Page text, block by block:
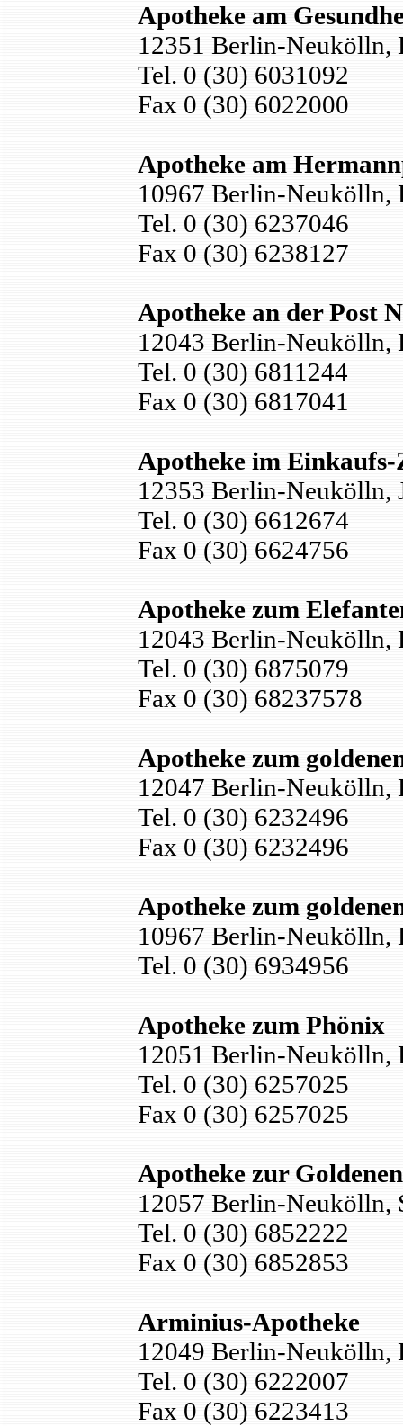
Apotheke am
12351 Berlin-Neukölln,
Tel. 0 (30) 6031092
Fax 0 (30) 6022000
Apotheke am
10967 Berlin-Neukölln,
Tel. 0 (30) 6237046
Fax 0 (30) 6238127
Apotheke an der Post
12043 Berlin-Neukölln,
Tel. 0 (30) 6811244
Fax 0 (30) 6817041
Apotheke im
12353 Berlin-Neukölln,
Tel. 0 (30) 6612674
Fax 0 (30) 6624756
Apotheke zum
12043 Berlin-Neukölln,
Tel. 0 (30) 6875079
Fax 0 (30) 68237578
Apotheke zum
12047 Berlin-Neukölln,
Tel. 0 (30) 6232496
Fax 0 (30) 6232496
Apotheke zum
10967 Berlin-Neukölln,
Tel. 0 (30) 6934956
Apotheke zum Phönix
12051 Berlin-Neukölln,
Tel. 0 (30) 6257025
Fax 0 (30) 6257025
Apotheke zur
12057 Berlin-Neukölln,
Tel. 0 (30) 6852222
Fax 0 (30) 6852853
Arminius-Apotheke
12049 Berlin-Neukölln,
Tel. 0 (30) 6222007
Fax 0 (30) 6223413